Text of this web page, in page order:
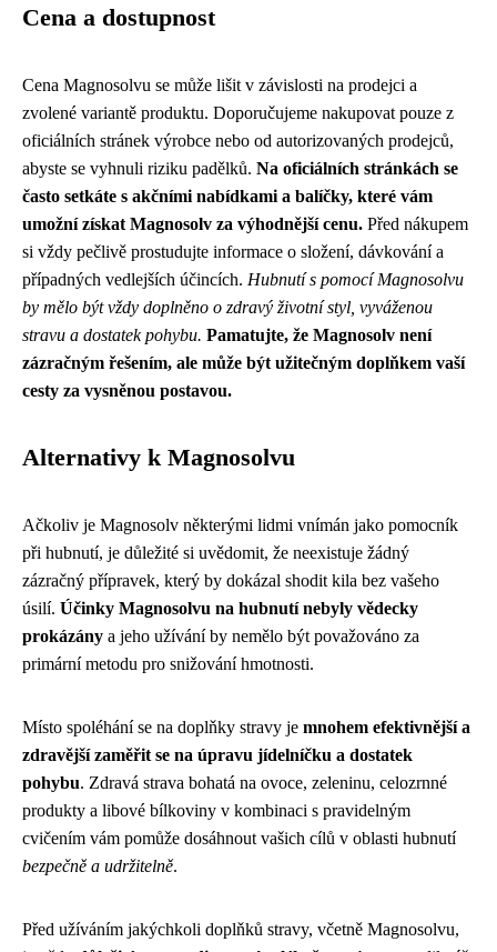
Cena a dostupnost
Cena Magnosolvu se může lišit v závislosti na prodejci a
zvolené variantě produktu. Doporučujeme nakupovat pouze z
oficiálních stránek výrobce nebo od autorizovaných prodejců,
abyste se vyhnuli riziku padělků. Na oficiálních stránkách se
často setkáte s akčními nabídkami a balíčky, které vám
umožní získat Magnosolv za výhodnější cenu. Před nákupem
si vždy pečlivě prostudujte informace o složení, dávkování a
případných vedlejších účincích. Hubnutí s pomocí Magnosolvu
by mělo být vždy doplněno o zdravý životní styl, vyváženou
stravu a dostatek pohybu. Pamatujte, že Magnosolv není
zázračným řešením, ale může být užitečným doplňkem vaší
cesty za vysněnou postavou.
Alternativy k Magnosolvu
Ačkoliv je Magnosolv některými lidmi vnímán jako pomocník
při hubnutí, je důležité si uvědomit, že neexistuje žádný
zázračný přípravek, který by dokázal shodit kila bez vašeho
úsilí. Účinky Magnosolvu na hubnutí nebyly vědecky
prokázány a jeho užívání by nemělo být považováno za
primární metodu pro snižování hmotnosti.
Místo spoléhání se na doplňky stravy je mnohem efektivnější a
zdravější zaměřit se na úpravu jídelníčku a dostatek
pohybu. Zdravá strava bohatá na ovoce, zeleninu, celozrnné
produkty a libové bílkoviny v kombinaci s pravidelným
cvičením vám pomůže dosáhnout vašich cílů v oblasti hubnutí
bezpečně a udržitelně.
Před užíváním jakýchkoli doplňků stravy, včetně Magnosolvu,